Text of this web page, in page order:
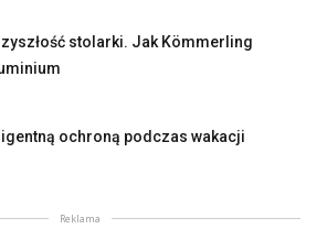
stolarki. Jak Kömmerling
ochroną podczas wakacji
Reklama